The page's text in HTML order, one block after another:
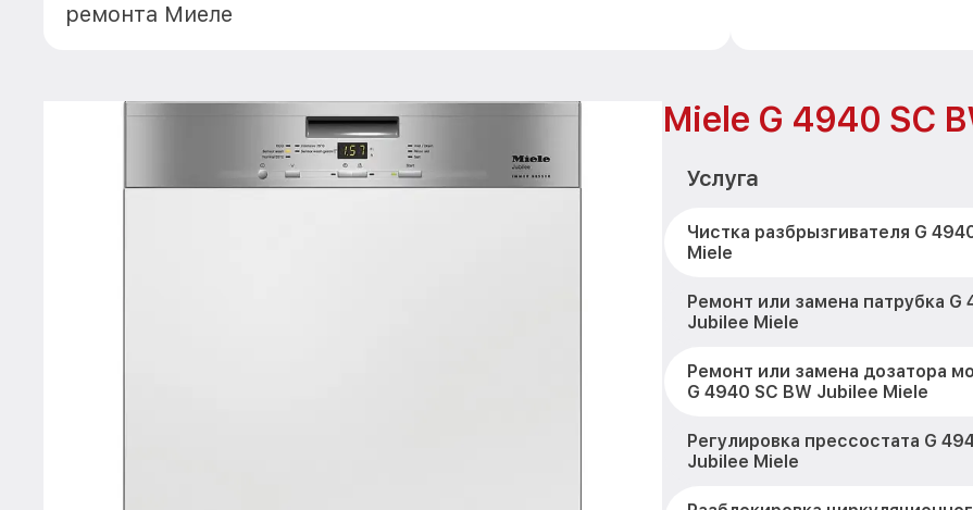
ремонта Миеле
Miele G 4940 SC
Услуга
Чистка разбрызгивателя G
Miele
Ремонт или замена патрубка G
Jubilee Miele
Ремонт или замена дозатора
G 4940 SC BW Jubilee Miele
Регулировка прессостата G
Jubilee Miele